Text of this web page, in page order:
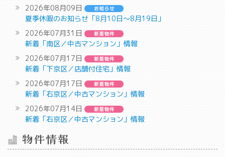
2026年08月09日
夏季休暇のお知らせ「8月10日～8月19日」
2026年07月31日
新着「南区／中古マンション」情報
2026年07月17日
新着「下京区／店舗付住宅」情報
2026年07月17日
新着「右京区／中古マンション」情報
2026年07月14日
新着「右京区／中古マンション」情報
物件情報